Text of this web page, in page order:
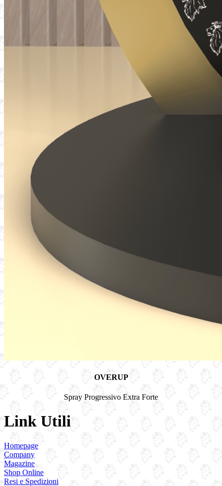
OVERUP
Spray Progressivo Extra Forte
Link Utili
Homepage
Company
Magazine
Shop Online
Resi e Spedizioni